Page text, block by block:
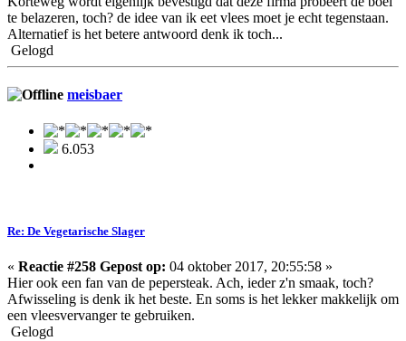
te belazeren, toch? de idee van ik eet vlees moet je echt tegenstaan.
Alternatief is het betere antwoord denk ik toch...
Gelogd
meisbaer
6.053
Re: De Vegetarische Slager
« Reactie #258 Gepost op: 04 oktober 2017, 20:55:58 »
Hier ook een fan van de pepersteak. Ach, ieder z'n smaak, toch?
Afwisseling is denk ik het beste. En soms is het lekker makkelijk om
een vleesvervanger te gebruiken.
Gelogd